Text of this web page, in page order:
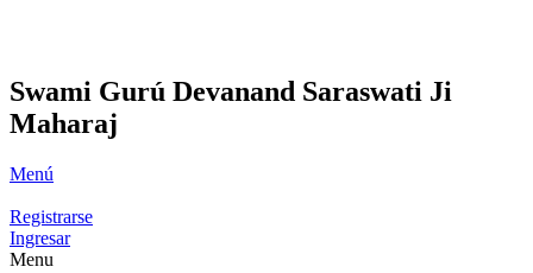
Swami Gurú Devanand Saraswati Ji
Maharaj
Menú
Registrarse
Ingresar
Menu